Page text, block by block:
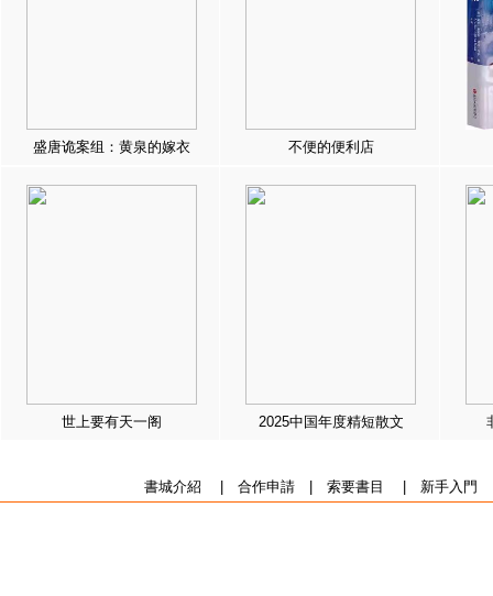
盛唐诡案组：黄泉的嫁衣 不便的便利店
世上要有天一阁 2025中国年度精短散文
書城介紹 合作申請| 索要書目 新手入門